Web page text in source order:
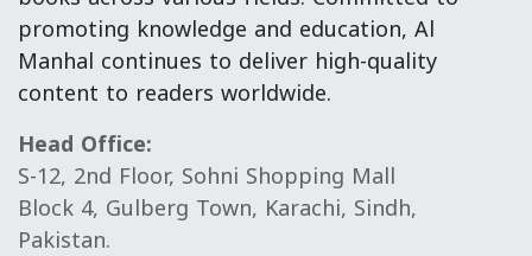
promoting knowledge and education, Al
Manhal continues to deliver high-quality
content to readers worldwide.
Head Office:
S-12, 2nd Floor, Sohni Shopping Mall
Block 4, Gulberg Town, Karachi, Sindh,
Pakistan.